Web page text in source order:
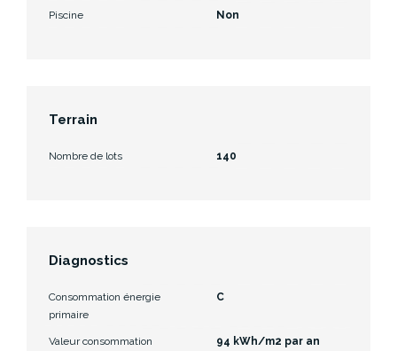
Piscine Non
Terrain
Nombre de lots 140
Diagnostics
Consommation énergie
primaire
C
Valeur consommation
94 kWh/m2 par an